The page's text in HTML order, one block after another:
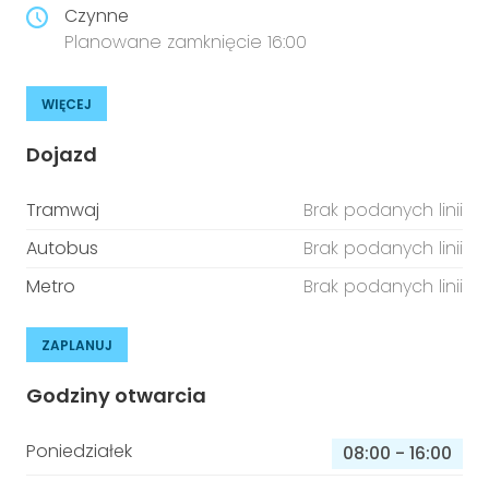
Czynne
Planowane zamknięcie 16:00
WIĘCEJ
Dojazd
Tramwaj
Brak podanych linii
Autobus
Brak podanych linii
Metro
Brak podanych linii
ZAPLANUJ
Godziny otwarcia
Poniedziałek 08:00 - 16:00